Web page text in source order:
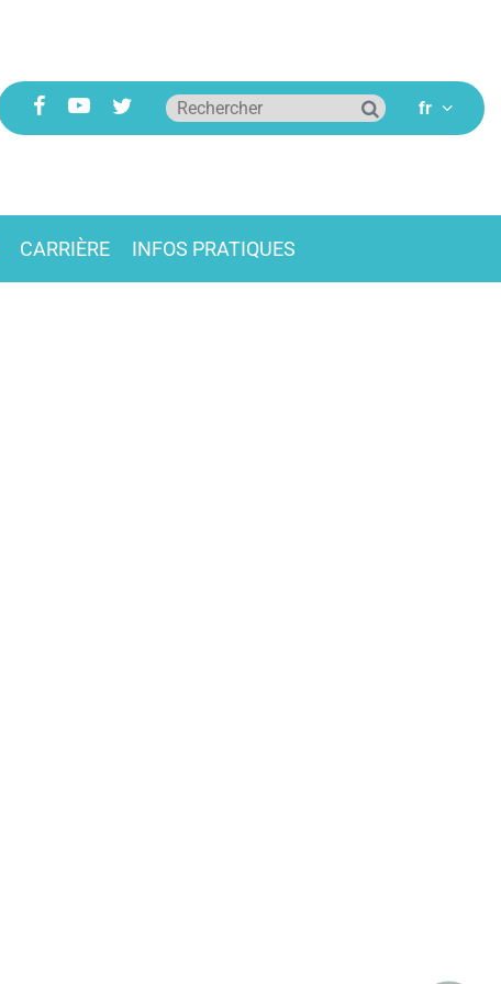
CARRIÈRE INFOS PRATIQUES